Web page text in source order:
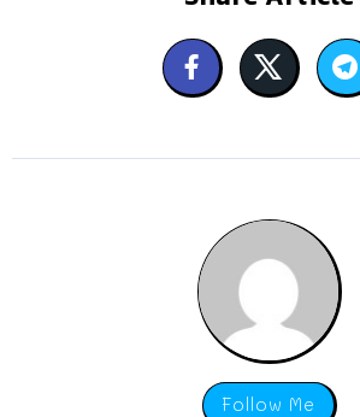
Follow Me